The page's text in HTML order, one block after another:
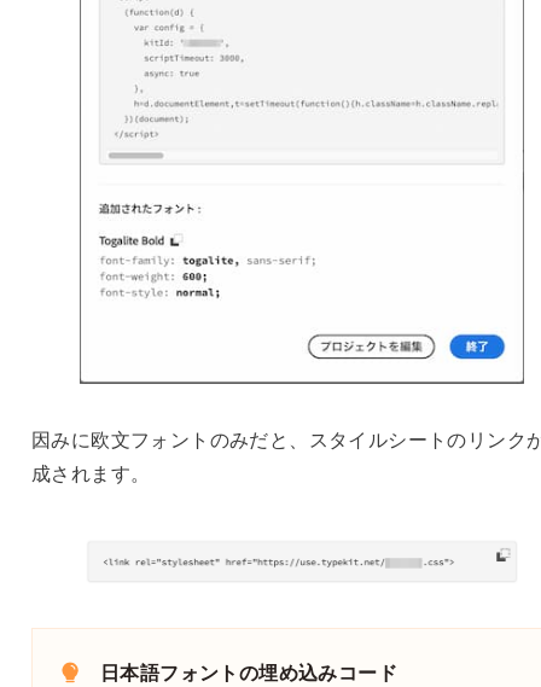
因みに欧文フォントのみだと、スタイルシートのリンク
成されます。
日本語フォントの埋め込みコード